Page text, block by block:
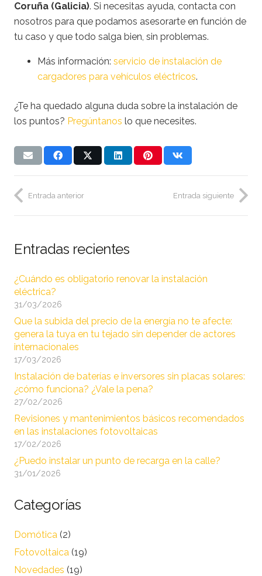
Coruña (Galicia). Si necesitas ayuda, contacta con
nosotros para que podamos asesorarte en función de
tu caso y que todo salga bien, sin problemas.
Más información: servicio de instalación de
cargadores para vehículos eléctricos.
¿Te ha quedado alguna duda sobre la instalación de
los puntos? Pregúntanos lo que necesites.
Entrada anterior Entrada siguiente
Entradas recientes
¿Cuándo es obligatorio renovar la instalación
eléctrica?
31/03/2026
Que la subida del precio de la energía no te afecte:
genera la tuya en tu tejado sin depender de actores
internacionales
17/03/2026
Instalación de baterías e inversores sin placas solares:
¿cómo funciona? ¿Vale la pena?
27/02/2026
Revisiones y mantenimientos básicos recomendados
en las instalaciones fotovoltaicas
17/02/2026
¿Puedo instalar un punto de recarga en la calle?
31/01/2026
Categorías
Domótica (2)
Fotovoltaica (19)
Novedades (19)